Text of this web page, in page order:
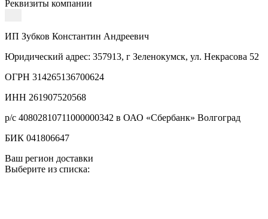
Реквизиты компании
ИП Зубков Константин Андреевич
Юридический адрес: 357913, г Зеленокумск, ул. Некрасова 52
ОГРН 314265136700624
ИНН 261907520568
р/с 40802810711000000342 в ОАО «Сбербанк» Волгоград
БИК 041806647
Ваш регион доставки
Выберите из списка: